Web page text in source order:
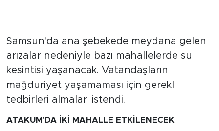
Samsun'da ana şebekede meydana gelen
arızalar nedeniyle bazı mahallelerde su
kesintisi yaşanacak. Vatandaşların
mağduriyet yaşamaması için gerekli
tedbirleri almaları istendi.
ATAKUM'DA İKİ MAHALLE ETKİLENECEK